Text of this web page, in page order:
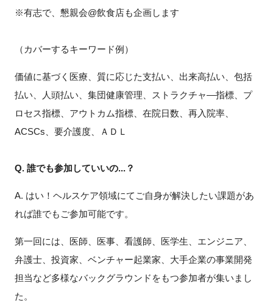
※有志で、懇親会@飲食店も企画します
（カバーするキーワード例）
価値に基づく医療、質に応じた支払い、出来高払い、包括
払い、人頭払い、集団健康管理、ストラクチャ―指標、プ
ロセス指標、アウトカム指標、在院日数、再入院率、
ACSCs、要介護度、ＡＤＬ
Q. 誰でも参加していいの...？
A. はい！ヘルスケア領域にてご自身が解決したい課題があ
れば誰でもご参加可能です。
第一回には、医師、医事、看護師、医学生、エンジニア、
弁護士、投資家、ベンチャー起業家、大手企業の事業開発
担当など多様なバックグラウンドをもつ参加者が集いまし
た。